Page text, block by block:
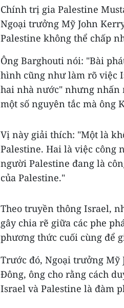
Chính trị gia Palestine
Ngoại trưởng Mỹ John
Palestine không thể chấp
Ông Barghouti nói: "Bài
hình cũng như làm rõ việc
hai nhà nước" nhưng nhấn
một số nguyên tắc mà ông
Vị này giải thích: "Một là
Palestine. Hai là việc công
người Palestine đang là
của Palestine."
Theo truyền thông Israel,
gây chia rẽ giữa các phe
phương thức cuối cùng để
Trước đó, Ngoại trưởng Mỹ
Đông, ông cho rằng cách
Israel và Palestine là đàm